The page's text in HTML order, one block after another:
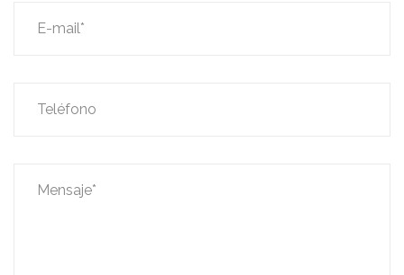
E-mail*
Teléfono
Mensaje*